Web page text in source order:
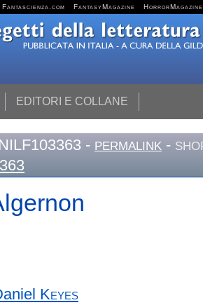
Fantascienza.com FantasyMagazine HorrorMagazine
EDITORI E COLLANE
NILF103363 - PERMALINK -
Keyes